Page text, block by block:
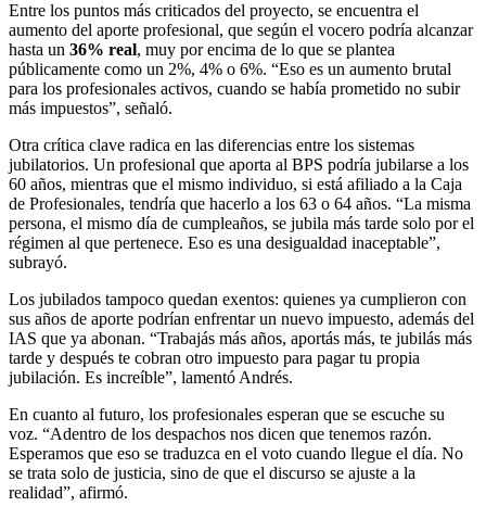
Entre los puntos más criticados del proyecto, se encuentra el
aumento del aporte profesional, que según el vocero podría alcanzar
hasta un 36% real, muy por encima de lo que se plantea
públicamente como un 2%, 4% o 6%. “Eso es un aumento brutal
para los profesionales activos, cuando se había prometido no subir
más impuestos”, señaló.
Otra crítica clave radica en las diferencias entre los sistemas
jubilatorios. Un profesional que aporta al BPS podría jubilarse a los
60 años, mientras que el mismo individuo, si está afiliado a la Caja
de Profesionales, tendría que hacerlo a los 63 o 64 años. “La misma
persona, el mismo día de cumpleaños, se jubila más tarde solo por el
régimen al que pertenece. Eso es una desigualdad inaceptable”,
subrayó.
Los jubilados tampoco quedan exentos: quienes ya cumplieron con
sus años de aporte podrían enfrentar un nuevo impuesto, además del
IAS que ya abonan. “Trabajás más años, aportás más, te jubilás más
tarde y después te cobran otro impuesto para pagar tu propia
jubilación. Es increíble”, lamentó Andrés.
En cuanto al futuro, los profesionales esperan que se escuche su
voz. “Adentro de los despachos nos dicen que tenemos razón.
Esperamos que eso se traduzca en el voto cuando llegue el día. No
se trata solo de justicia, sino de que el discurso se ajuste a la
realidad”, afirmó.